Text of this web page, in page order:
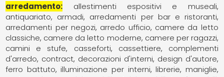
arredamento
allestimenti espositivi e museali
antiquariato
armadi
arredamenti per bar e ristoranti
arredamenti per negozi arredo ufficio camere da letto
classiche camere da letto moderne camere per ragazzi
camini e stufe
casseforti cassettiere
complementi
d'arredo contract decorazioni d'interni design d'autore
ferro battuto illuminazione per interni librerie maniglie